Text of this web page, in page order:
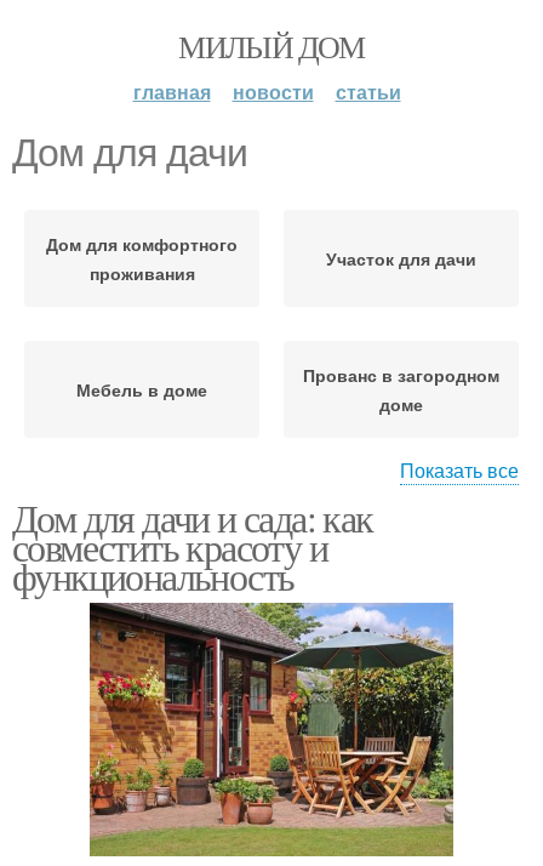
МИЛЫЙ ДОМ
главная новости статьи
Дом для дачи
Дом для комфортного
проживания
Участок для дачи
Мебель в доме
Прованс в загородном
доме
Домик для дачи
Показать все
Дом для дачи и сада: как
совместить красоту и
функциональность